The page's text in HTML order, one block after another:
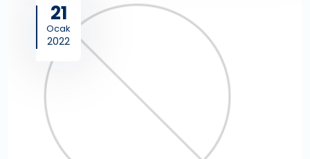
21
Ocak
2022